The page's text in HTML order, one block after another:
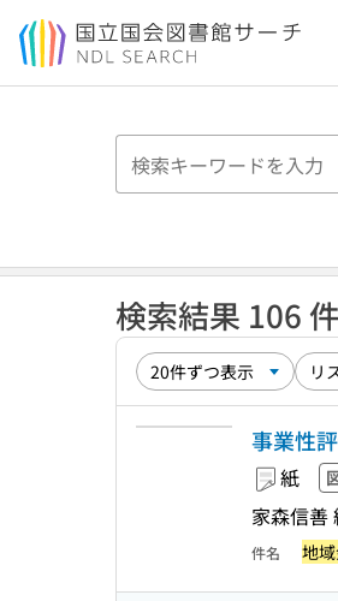
本文へ移動
検索結果 106 件
事業性
紙
家森信善
件名 地